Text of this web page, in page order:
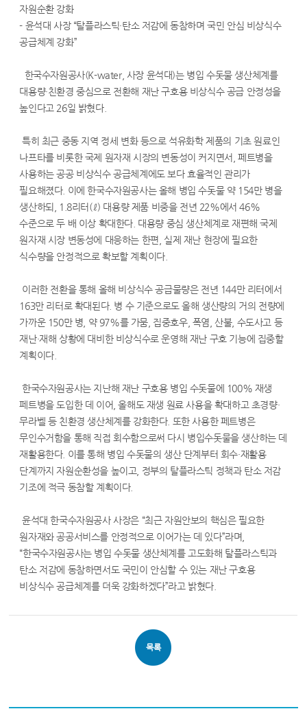
자원순환 강화
- 윤석대 사장 “탈플라스틱·탄소 저감에 동참하며 국민 안심 비상식수
공급체계 강화”
한국수자원공사(K-water, 사장 윤석대)는 병입 수돗물 생산체계를
대용량·친환경 중심으로 전환해 재난 구호용 비상식수 공급 안정성을
높인다고 26일 밝혔다.
특히 최근 중동 지역 정세 변화 등으로 석유화학 제품의 기초 원료인
나프타를 비롯한 국제 원자재 시장의 변동성이 커지면서, 페트병을
사용하는 공공 비상식수 공급체계에도 보다 효율적인 관리가
필요해졌다. 이에 한국수자원공사는 올해 병입 수돗물 약 154만 병을
생산하되, 1.8리터(ℓ) 대용량 제품 비중을 전년 22%에서 46%
수준으로 두 배 이상 확대한다. 대용량 중심 생산체계로 재편해 국제
원자재 시장 변동성에 대응하는 한편, 실제 재난 현장에 필요한
식수량을 안정적으로 확보할 계획이다.
이러한 전환을 통해 올해 비상식수 공급물량은 전년 144만 리터에서
163만 리터로 확대된다. 병 수 기준으로도 올해 생산량의 거의 전량에
가까운 150만 병, 약 97%를 가뭄, 집중호우, 폭염, 산불, 수도사고 등
재난·재해 상황에 대비한 비상식수로 운영해 재난 구호 기능에 집중할
계획이다.
한국수자원공사는 지난해 재난 구호용 병입 수돗물에 100% 재생
페트병을 도입한 데 이어, 올해도 재생 원료 사용을 확대하고 초경량·
무라벨 등 친환경 생산체계를 강화한다. 또한 사용한 페트병은
무인수거함을 통해 직접 회수함으로써 다시 병입수돗물을 생산하는 데
재활용한다. 이를 통해 병입 수돗물의 생산 단계부터 회수·재활용
단계까지 자원순환성을 높이고, 정부의 탈플라스틱 정책과 탄소 저감
기조에 적극 동참할 계획이다.
윤석대 한국수자원공사 사장은 “최근 자원안보의 핵심은 필요한
원자재와 공공서비스를 안정적으로 이어가는 데 있다”라며,
“한국수자원공사는 병입 수돗물 생산체계를 고도화해 탈플라스틱과
탄소 저감에 동참하면서도 국민이 안심할 수 있는 재난 구호용
비상식수 공급체계를 더욱 강화하겠다”라고 밝혔다.
목록